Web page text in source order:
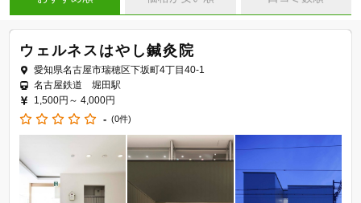
ウェルネスはやし鍼灸院
愛知県名古屋市瑞穂区下坂町4丁目40-1
名古屋鉄道 堀田駅
1,500円～ 4,000円
- (0件)